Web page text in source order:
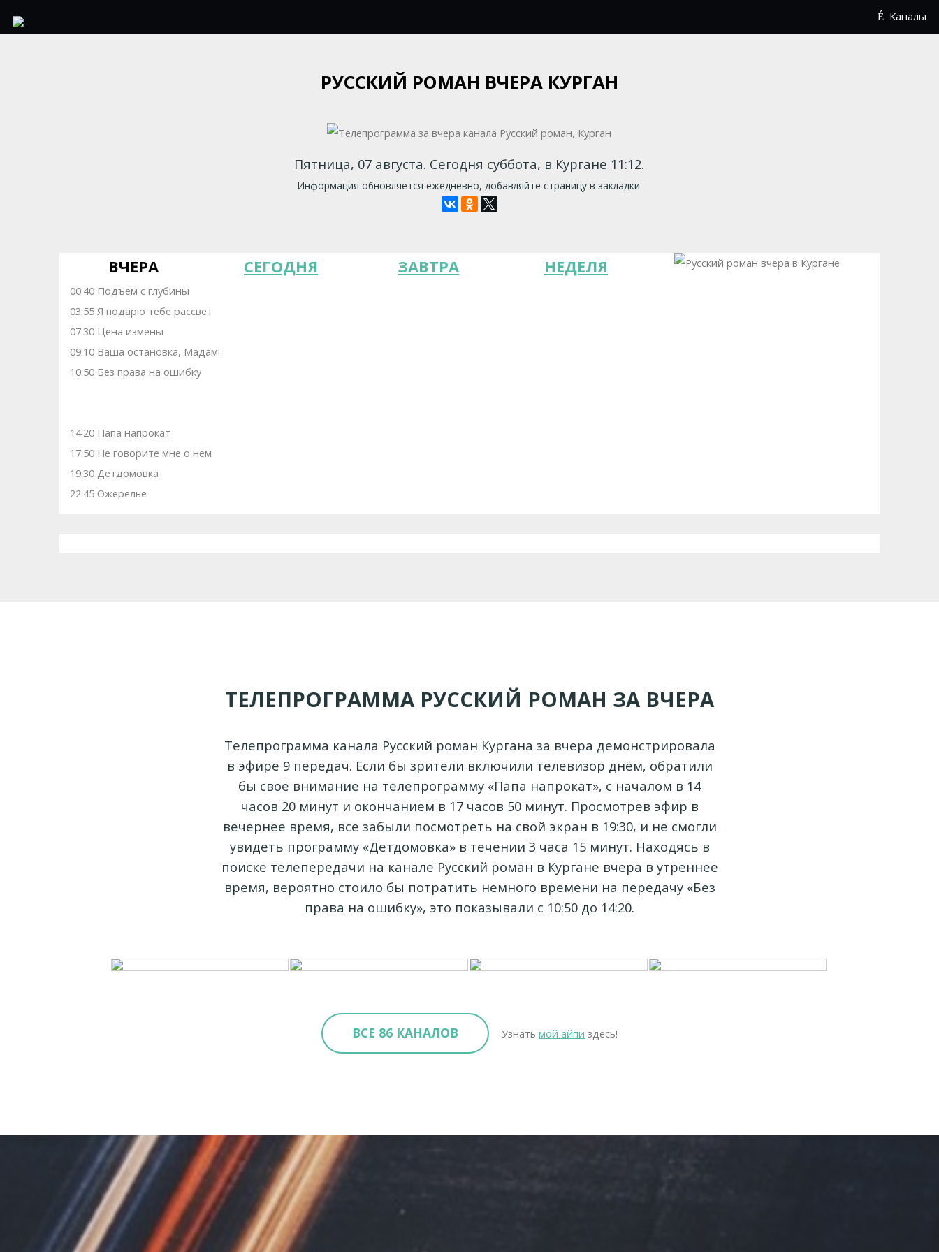
Каналы
РУССКИЙ РОМАН ВЧЕРА КУРГАН
Пятница, 07 августа. Сегодня суббота, в Кургане 11:12.
Информация обновляется ежедневно, добавляйте страницу в закладки.
ВЧЕРА СЕГОДНЯ ЗАВТРА НЕДЕЛЯ
00:40 Подъем с глубины
03:55 Я подарю тебе рассвет
07:30 Цена измены
09:10 Ваша остановка, Мадам!
10:50 Без права на ошибку
14:20 Папа напрокат
17:50 Не говорите мне о нем
19:30 Детдомовка
22:45 Ожерелье
ТЕЛЕПРОГРАММА РУССКИЙ РОМАН ЗА ВЧЕРА
Телепрограмма канала Русский роман Кургана за вчера демонстрировала
в эфире 9 передач. Если бы зрители включили телевизор днём, обратили
бы своё внимание на телепрограмму «Папа напрокат», с началом в 14
часов 20 минут и окончанием в 17 часов 50 минут. Просмотрев эфир в
вечернее время, все забыли посмотреть на свой экран в 19:30, и не смогли
увидеть программу «Детдомовка» в течении 3 часа 15 минут. Находясь в
поиске телепередачи на канале Русский роман в Кургане вчера в утреннее
время, вероятно стоило бы потратить немного времени на передачу «Без
права на ошибку», это показывали с 10:50 до 14:20.
ВСЕ 86 КАНАЛОВ Узнатьмой айпи здесь!